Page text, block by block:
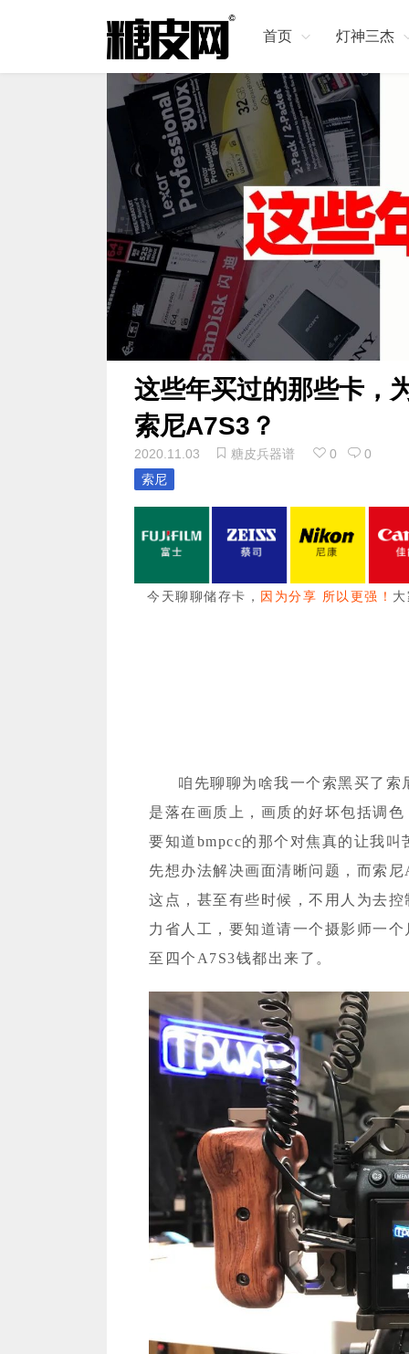
首页 灯神三杰
这些年买过的那些卡，
索尼A7S3？
2020.11.03 糖皮兵器谱 0
0
索尼
今天聊聊储存卡， 因为分享 所以更强！
咱先聊聊为啥我一个索黑买了
是落在画质上，画质的好坏包括调
要知道bmpcc的那个对焦真的让我
先想办法解决画面清晰问题，而索
这点，甚至有些时候，不用人为去
力省人工，要知道请一个摄影师一
至四个A7S3钱都出来了。